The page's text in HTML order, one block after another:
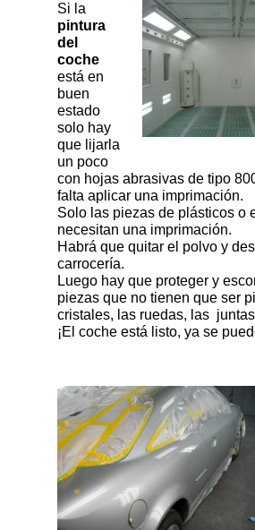
Si la
pintura
del
coche
está en
buen
estado
solo hay
que lijarla
un poco
con hojas abrasivas de tipo
falta aplicar una imprimación.
Solo las piezas de plásticos o
necesitan una imprimación.
Habrá que quitar el polvo y
carrocería.
Luego hay que proteger y
piezas que no tienen que ser
cristales, las ruedas, las
¡El coche está listo, ya se